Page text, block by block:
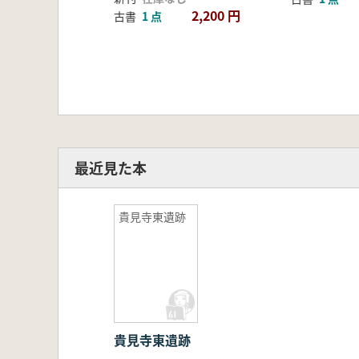
古書 1 点 2,200 円
最近見た本
貴見寺東遺跡
貴見寺東遺跡